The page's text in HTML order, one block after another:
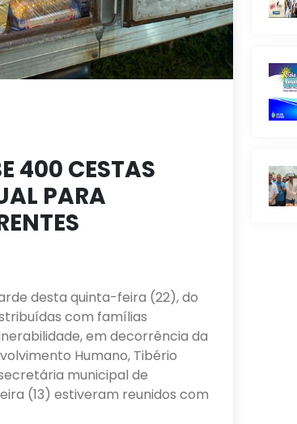
400 CESTAS
PARA
desta quinta-feira (22), do
com famílias
em decorrência da
Humano, Tibério
municipal de
(13) estiveram reunidos com